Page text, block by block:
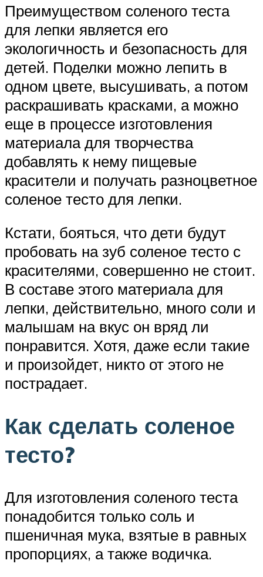
Преимуществом соленого теста
для лепки является его
экологичность и безопасность для
детей. Поделки можно лепить в
одном цвете, высушивать, а потом
раскрашивать красками, а можно
еще в процессе изготовления
материала для творчества
добавлять к нему пищевые
красители и получать разноцветное
соленое тесто для лепки.
Кстати, бояться, что дети будут
пробовать на зуб соленое тесто с
красителями, совершенно не стоит.
В составе этого материала для
лепки, действительно, много соли и
малышам на вкус он вряд ли
понравится. Хотя, даже если такие
и произойдет, никто от этого не
пострадает.
Как сделать соленое
тесто?
Для изготовления соленого теста
понадобится только соль и
пшеничная мука, взятые в равных
пропорциях, а также водичка.